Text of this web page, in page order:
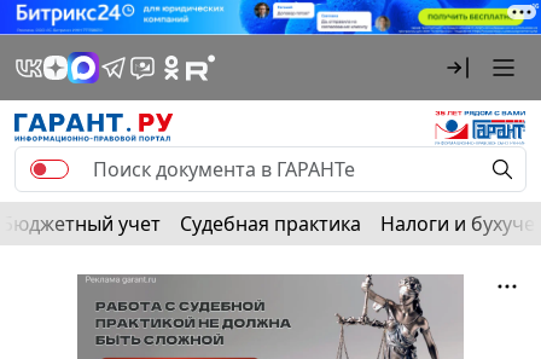
Бюджетный учет Судебная практика Налоги и